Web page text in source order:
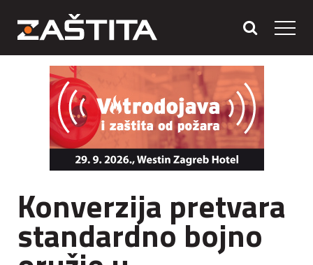
Konverzija pretvara
standardno bojno